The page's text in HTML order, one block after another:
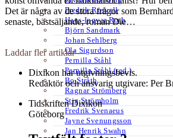
Fredrik Rosvall
Hans-Ingvar Roth
Björn Sandmark
Johan Sehlberg
Ola Sigurdson
Pernilla Ståhl
Pernilla Ståhl (red.)
Bo Stråth
Ragnar Strömberg
Stig Strömholm
Fredrik Svenaeus
Jayne Svenungsson
Jan Henrik Swahn
Det är några av de stora frågor som
senaste, bästsäljande, roman Die…
Laddar fler artiklar
Dixikon har utgivningsbevis.
Redaktör och ansvarig utgivare: Per
Tidskriften Dixikon
Göteborg